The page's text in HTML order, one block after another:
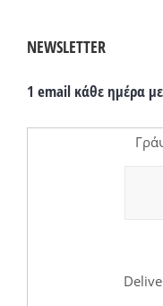
NEWSLETTER
1 email κάθε ημέρα με